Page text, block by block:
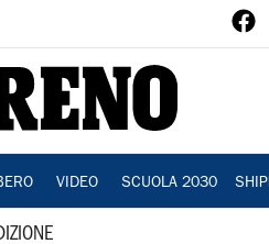
VIDEO SCUOLA 2030